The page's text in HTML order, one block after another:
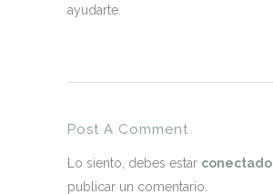
ayudarte.
Post A Comment
Lo siento, debes estar conectado
publicar un comentario.